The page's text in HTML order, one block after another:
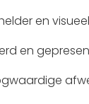
en
en